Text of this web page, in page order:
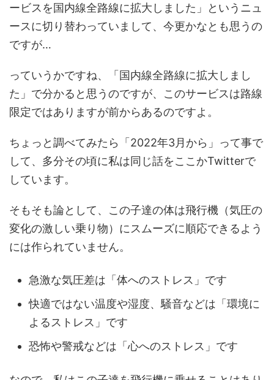
ービスを国内線全路線に拡大しました」というニュ
ースに切り替わっていまして、今更かなとも思うの
ですが…
っていうかですね、「国内線全路線に拡大しまし
た」で分かると思うのですが、このサービスは路線
限定ではありますが前からあるのですよ。
ちょっと調べてみたら「2022年3月から」って事で
して、多分その頃に私は同じ話をここかTwitterで
しています。
そもそも論として、この子達の体は飛行機（気圧の
変化の激しい乗り物）にスムーズに順応できるよう
には作られていません。
急激な気圧差は「体へのストレス」です
快適ではない温度や湿度、騒音などは「環境に
よるストレス」です
恐怖や警戒などは「心へのストレス」です